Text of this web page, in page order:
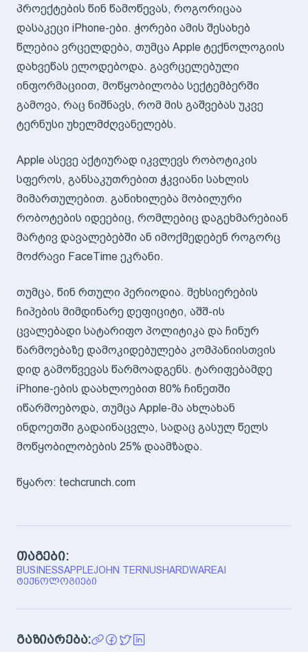
პროექტების წინ წამოწევას, როგორიცაა
დასაკეცი iPhone-ები. ჭორები ამის შესახებ
წლებია ვრცელდება, თუმცა Apple ტექნოლოგიის
დახვეწას ელოდებოდა. გავრცელებული
ინფორმაციით, მოწყობილობა სექტემბერში
გამოვა, რაც ნიშნავს, რომ მის გაშვებას უკვე
ტერნუსი უხელმძღვანელებს.
Apple ასევე აქტიურად იკვლევს რობოტიკის
სფეროს, განსაკუთრებით ჭკვიანი სახლის
მიმართულებით. განიხილება მობილური
რობოტების იდეებიც, რომლებიც დაგეხმარებიან
მარტივ დავალებებში ან იმოქმედებენ როგორც
მოძრავი FaceTime ეკრანი.
თუმცა, წინ რთული პერიოდია. მეხსიერების
ჩიპების მიმდინარე დეფიციტი, აშშ-ის
ცვალებადი სატარიფო პოლიტიკა და ჩინურ
წარმოებაზე დამოკიდებულება კომპანიისთვის
დიდ გამოწვევას წარმოადგენს. ტარიფებამდე
iPhone-ების დაახლოებით 80% ჩინეთში
იწარმოებოდა, თუმცა Apple-მა ახლახან
ინდოეთში გადაინაცვლა, სადაც გასულ წელს
მოწყობილობების 25% დაამზადა.
წყარო: techcrunch.com
თაგები:
BUSINESSAPPLEJOHN TERNUSHARDWAREAI
ᲢᲔᲥᲜᲝᲚᲝᲒᲘᲔᲑᲘ
გაზიარება: